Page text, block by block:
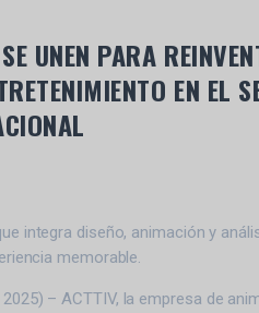
UNEN PARA
EN EL
integra diseño, animación y
memorable.
– ACTTIV, la empresa de